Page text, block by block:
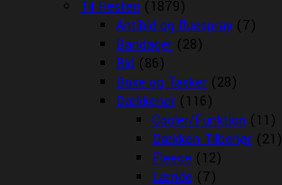
Til Hesten (1879)
Antibid og fluespray (7)
Bandager (28)
Bid (86)
Boxe og Tasker (28)
Dækkener (116)
Cooler/Funktion (11)
Dækken Tilbehør (21)
Fleece (12)
Lænde (7)